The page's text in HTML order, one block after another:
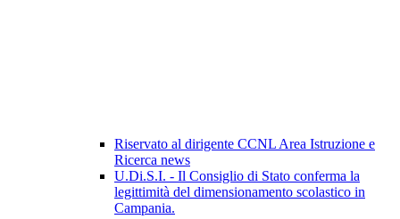
Riservato al dirigente CCNL Area Istruzione e
Ricerca news
U.Di.S.I. - Il Consiglio di Stato conferma la
legittimità del dimensionamento scolastico in
Campania.